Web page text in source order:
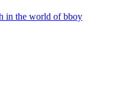
in the world of bboy